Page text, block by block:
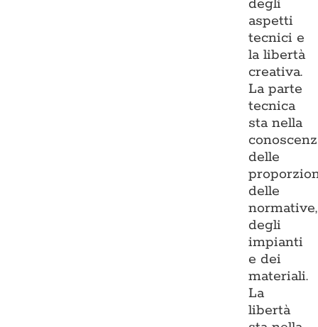
degli
aspetti
tecnici e
la libertà
creativa.
La parte
tecnica
sta nella
delle
delle
normative,
degli
impianti
e dei
materiali.
La
libertà